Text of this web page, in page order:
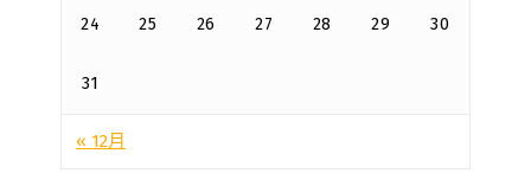
24 25 26 27 28 29 30
31
« 12月